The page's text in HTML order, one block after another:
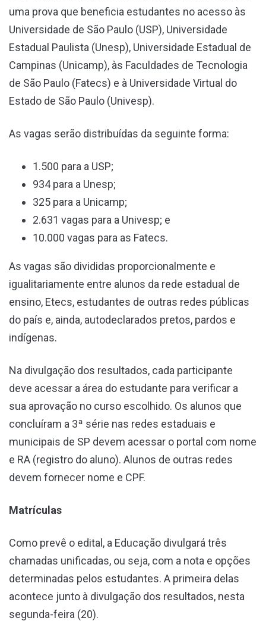
uma prova que beneficia estudantes no acesso às
Universidade de São Paulo (USP), Universidade
Estadual Paulista (Unesp), Universidade Estadual de
Campinas (Unicamp), às Faculdades de Tecnologia
de São Paulo (Fatecs) e à Universidade Virtual do
Estado de São Paulo (Univesp).
As vagas serão distribuídas da seguinte forma:
1.500 para a USP;
934 para a Unesp;
325 para a Unicamp;
2.631 vagas para a Univesp; e
10.000 vagas para as Fatecs.
As vagas são divididas proporcionalmente e
igualitariamente entre alunos da rede estadual de
ensino, Etecs, estudantes de outras redes públicas
do país e, ainda, autodeclarados pretos, pardos e
indígenas.
Na divulgação dos resultados, cada participante
deve acessar a área do estudante para verificar a
sua aprovação no curso escolhido. Os alunos que
concluíram a 3ª série nas redes estaduais e
municipais de SP devem acessar o portal com nome
e RA (registro do aluno). Alunos de outras redes
devem fornecer nome e CPF.
Matrículas
Como prevê o edital, a Educação divulgará três
chamadas unificadas, ou seja, com a nota e opções
determinadas pelos estudantes. A primeira delas
acontece junto à divulgação dos resultados, nesta
segunda-feira (20).